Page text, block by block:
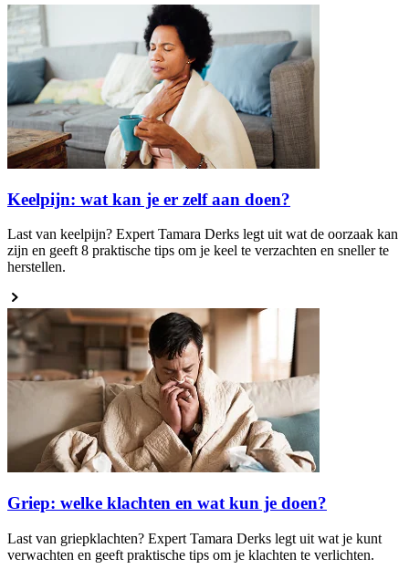
Keelpijn: wat kan je er zelf aan doen?
Last van keelpijn? Expert Tamara Derks legt uit wat de oorzaak kan
zijn en geeft 8 praktische tips om je keel te verzachten en sneller te
herstellen.
Griep: welke klachten en wat kun je doen?
Last van griepklachten? Expert Tamara Derks legt uit wat je kunt
verwachten en geeft praktische tips om je klachten te verlichten.